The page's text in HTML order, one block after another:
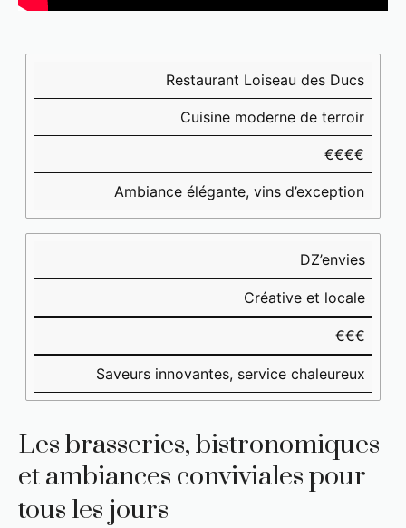
Restaurant
Style
🍴
Prix
💰
Points
⭐
Restaurant Loiseau des Ducs
Cuisine moderne de terroir
€€€€
Ambiance élégante, vins d’exception
DZ’envies
Créative et locale
€€€
Saveurs innovantes, service chaleureux
Les brasseries, bistronomiques
et ambiances conviviales pour
tous les jours